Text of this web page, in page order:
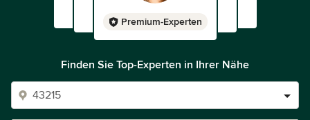
Premium-Experten
Finden Sie Top-Experten in Ihrer Nähe